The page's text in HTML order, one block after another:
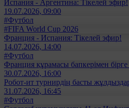
Испания - Аргентина: Тікелей эфир!
19.07.2026, 09:00
#Футбол
#FIFA World Cup 2026
Франция - Испания: Тікелей эфир!
14.07.2026, 14:00
#Футбол
Франция құрамасы бапкерімен
30.07.2026, 16:00
Робот-ит турнирдің басты
31.07.2026, 16:45
#Футбол